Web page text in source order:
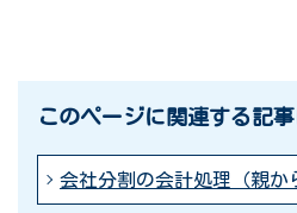
このページに関連する記
会社分割の会計処理（親か